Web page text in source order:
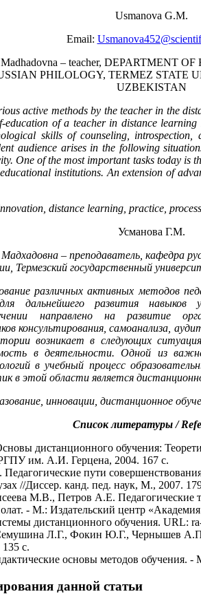
Usmanova G.M.
Email:
Madhadovna – teacher, DEPARTMENT
PHILOLOGY, TERMEZ STATE
UZBEKISTAN
active methods by the teacher in the
education of a teacher in distance
skills of counseling,
audience arises in the following
One of the most important tasks today is
institutions. An extension of
distance learning, practice,
Усманова Г.М.
– преподаватель, кафедра
Термезский государственный
различных активных методов
дальнейшего развития навыков
направлено ​​на развитие
консультирования, самоанализа,
возникает в следующих
в деятельности. Одной из
в учебный процесс
в этой области является
инновации, дистанционное
Список литературы /
дистанционного обучения:
им. А.И. Герцена, 2004. 167 с.
пути
//Диссер. канд. пед. наук, М., 2007.
М.В., Петров А.Е. Педагогические
- М.: Издательский центр
дистанционного обучения. URL:
Л.Г., Фокин Ю.Г., Чернышев
с.
основы методов обучения. -
данной статьи